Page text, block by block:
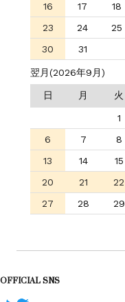
16
17 18
23
24 25
30
31
翌月(2026年9月)
日 月 火
1
6
7 8
13
14 15
20
21 22
27
28 29
OFFICIAL SNS